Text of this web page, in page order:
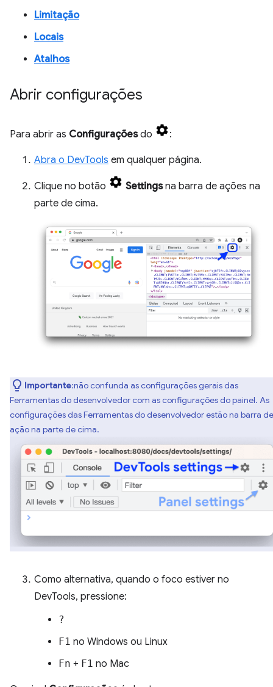
Limitação
Locais
Atalhos
Abrir configurações
Para abrir as Configuraçõesdo :
Abra o DevTools em qualquer página.
Clique no botão Settingsna barra de ações na
parte de cima.
Importante:não confunda as configurações gerais das
Ferramentas do desenvolvedor com as configurações do painel. As
configurações das Ferramentas do desenvolvedor estão na barra de
ação na parte de cima.
Como alternativa, quando o foco estiver no
DevTools, pressione:
?
F1 no Windows ou Linux
Fn + F1 no Mac